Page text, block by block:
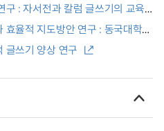
Education Program Based
: Focusing on the
구 : 자서전과 칼럼 글쓰기의 교육
율적 지도방안 연구 : 동국대학교
Education for College
at Dongguk University
글쓰기 양상 연구